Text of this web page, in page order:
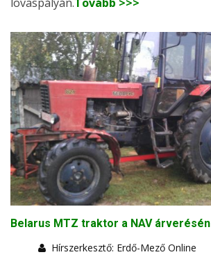
Belarus MTZ traktor a NAV árverésén
Hírszerkesztő: Erdő-Mező Online